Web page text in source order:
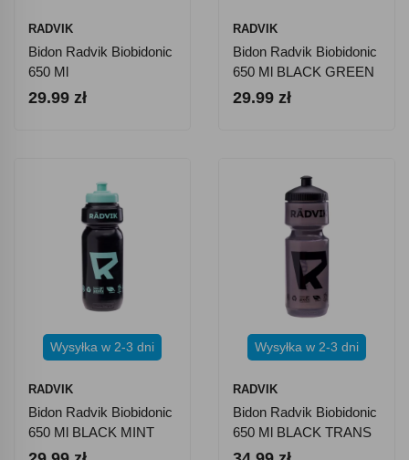
RADVIK
Bidon Radvik Biobidonic
650 Ml
29.99 zł
RADVIK
Bidon Radvik Biobidonic
650 Ml BLACK GREEN
29.99 zł
Wysyłka w 2-3 dni
RADVIK
Bidon Radvik Biobidonic
650 Ml BLACK MINT
Wysyłka w 2-3 dni
RADVIK
Bidon Radvik Biobidonic
650 Ml BLACK TRANS